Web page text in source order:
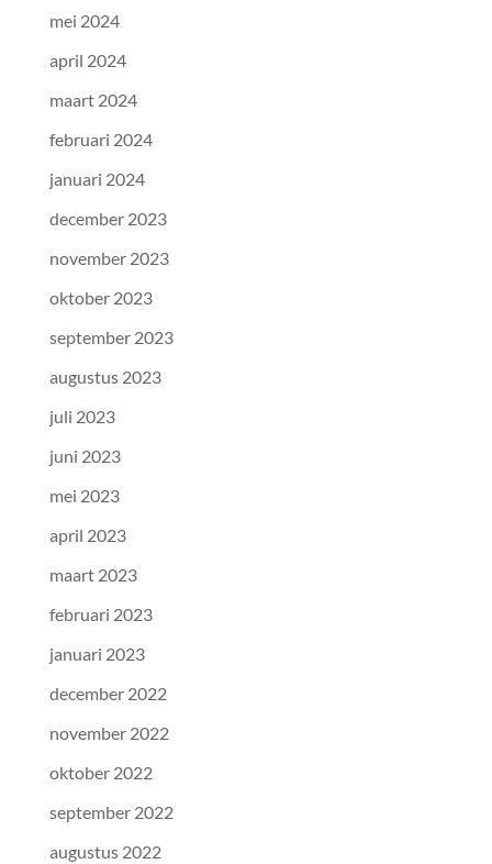
mei 2024
april 2024
maart 2024
februari 2024
januari 2024
december 2023
november 2023
oktober 2023
september 2023
augustus 2023
juli 2023
juni 2023
mei 2023
april 2023
maart 2023
februari 2023
januari 2023
december 2022
november 2022
oktober 2022
september 2022
augustus 2022